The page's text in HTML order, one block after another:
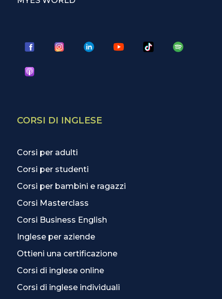
CORSI DI INGLESE
Corsi per adulti
Corsi per studenti
Corsi per bambini e ragazzi
Corsi Masterclass
Corsi Business English
Inglese per aziende
Ottieni una certificazione
Corsi di inglese online
Corsi di inglese individuali